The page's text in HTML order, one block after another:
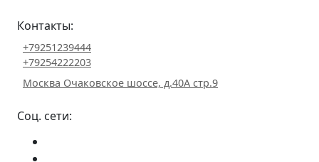
Контакты:
+79251239444
+79254222203
Москва Очаковское шоссе, д.40А стр.9
Соц. сети: